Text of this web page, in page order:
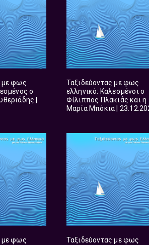
με φως
ο
|
Ταξιδεύοντας με φως
ελληνικό: Καλεσμένοι ο
Φίλιππος Πλακιάς και η
Μαρία Μπόκια |
με φως
Ταξιδεύοντας με φως